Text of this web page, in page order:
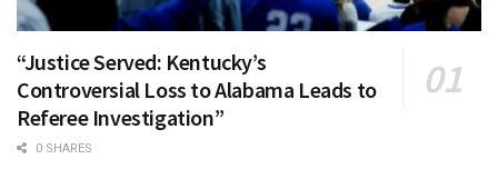
“Justice Served: Kentucky’s
Controversial Loss to Alabama Leads to
Referee Investigation”
0 SHARES